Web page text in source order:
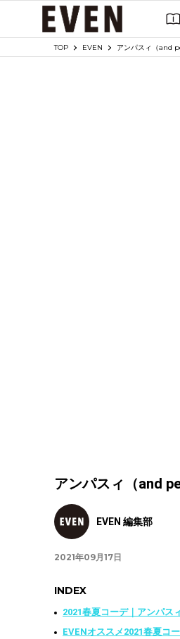
TOP EVEN アンパスィ（and
アンパスィ（and
EVEN 編集部
2021年09月17日
INDEX
2021春夏コーデ｜アンパス
EVENオススメ2021春夏コ